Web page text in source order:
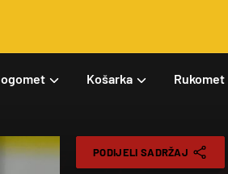
Košarka Rukomet
PODIJELI SADRŽAJ